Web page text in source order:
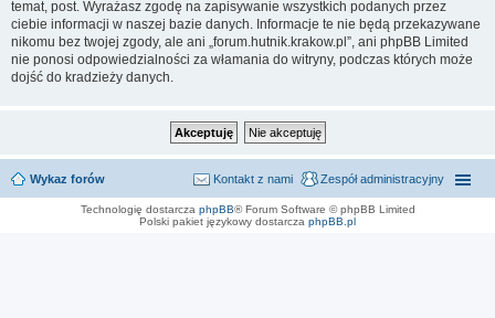
temat, post. Wyrażasz zgodę na zapisywanie wszystkich podanych przez
ciebie informacji w naszej bazie danych. Informacje te nie będą przekazywane
nikomu bez twojej zgody, ale ani „forum.hutnik.krakow.pl”, ani phpBB Limited
nie ponosi odpowiedzialności za włamania do witryny, podczas których może
dojść do kradzieży danych.
Wykaz forów Zespół administracyjny
Kontakt z nami
Technologię dostarcza phpBB® Forum Software © phpBB Limited
Polski pakiet językowy dostarcza phpBB.pl